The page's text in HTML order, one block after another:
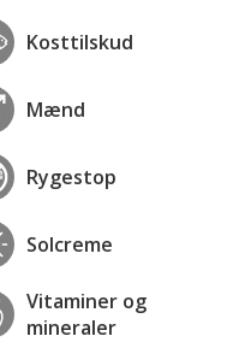
Kosttilskud
Mænd
Rygestop
Solcreme
Vitaminer og
mineraler